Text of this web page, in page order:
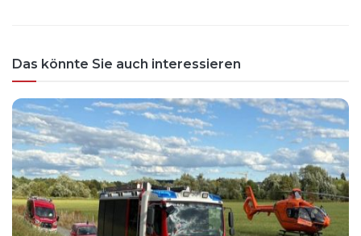
Das könnte Sie auch interessieren